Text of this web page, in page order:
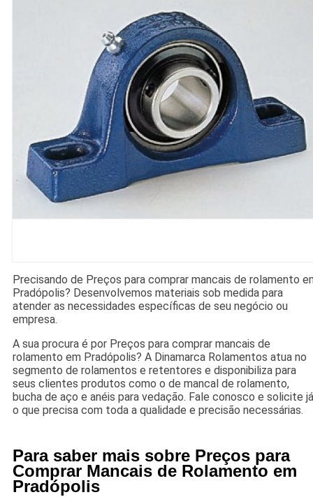
Precisando de Preços para comprar mancais de rolamento
Pradópolis? Desenvolvemos materiais sob medida para
atender as necessidades específicas de seu negócio ou
empresa.
A sua procura é por Preços para comprar mancais de
rolamento em Pradópolis? A Dinamarca Rolamentos atua no
segmento de rolamentos e retentores e disponibiliza para
seus clientes produtos como o de mancal de rolamento,
bucha de aço e anéis para vedação. Fale conosco e solicite já
o que precisa com toda a qualidade e precisão necessárias.
Para saber mais sobre Preços para
Comprar Mancais de Rolamento em
Pradópolis